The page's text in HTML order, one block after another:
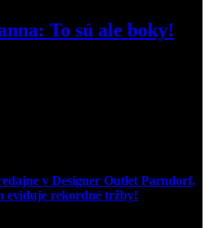
To sú ale boky!
v Designer Outlet Parndorf,
eviduje rekordné tržby!